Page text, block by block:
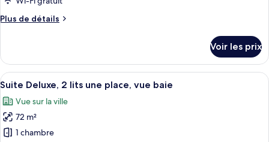
chambre :
Chambre
lits
une
place
Plus de détails
Plus
le
type
de
Chambre
Deluxe,
lits
Voir les prix
Afficher
toutes
les
photos
pour
Une chambre d’hôtel dotée d’une
6
Suite Deluxe, 2 lits une place, vue baie
Vue sur la ville
72 m²
1 chambre